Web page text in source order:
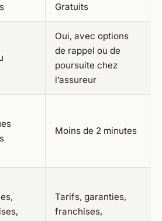
Gratuits
Oui, avec options
de rappel ou de
poursuite chez
l’assureur
Moins de 2 minutes
Tarifs, garanties,
franchises,